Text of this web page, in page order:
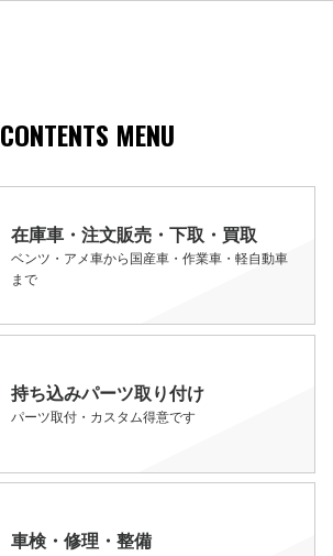
CONTENTS MENU
在庫車・注文販売・下取・買取
ベンツ・アメ車から国産車・作業車・軽自動車
まで
持ち込みパーツ取り付け
パーツ取付・カスタム得意です
車検・修理・整備